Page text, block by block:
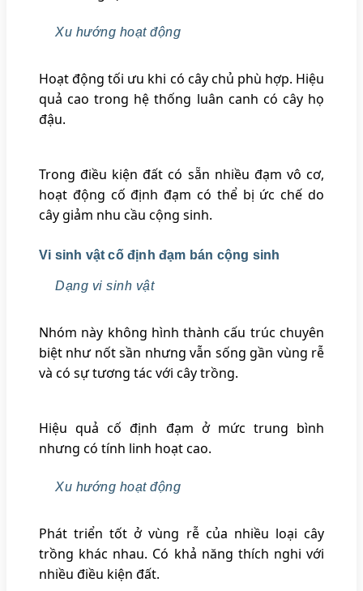
Xu hướng hoạt động
Hoạt động tối ưu khi có cây chủ phù hợp. Hiệu
quả cao trong hệ thống luân canh có cây họ
đậu.
Trong điều kiện đất có sẵn nhiều đạm vô cơ,
hoạt động cố định đạm có thể bị ức chế do
cây giảm nhu cầu cộng sinh.
Vi sinh vật cố định đạm bán cộng sinh
Dạng vi sinh vật
Nhóm này không hình thành cấu trúc chuyên
biệt như nốt sần nhưng vẫn sống gần vùng rễ
và có sự tương tác với cây trồng.
Hiệu quả cố định đạm ở mức trung bình
nhưng có tính linh hoạt cao.
Xu hướng hoạt động
Phát triển tốt ở vùng rễ của nhiều loại cây
trồng khác nhau. Có khả năng thích nghi với
nhiều điều kiện đất.